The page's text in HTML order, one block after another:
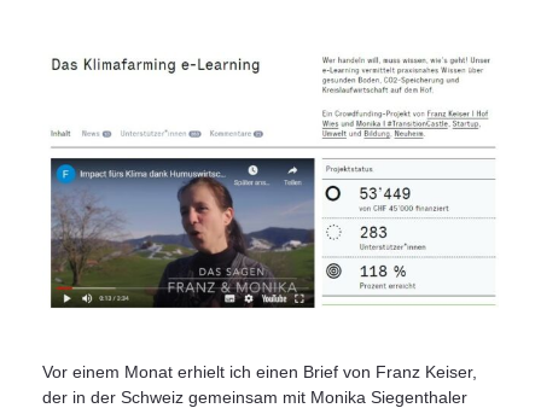
Vor einem Monat erhielt ich einen Brief von Franz Keiser,
der in der Schweiz gemeinsam mit Monika Siegenthaler